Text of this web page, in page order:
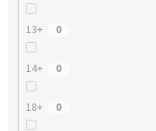
13+ 0
14+ 0
18+ 0